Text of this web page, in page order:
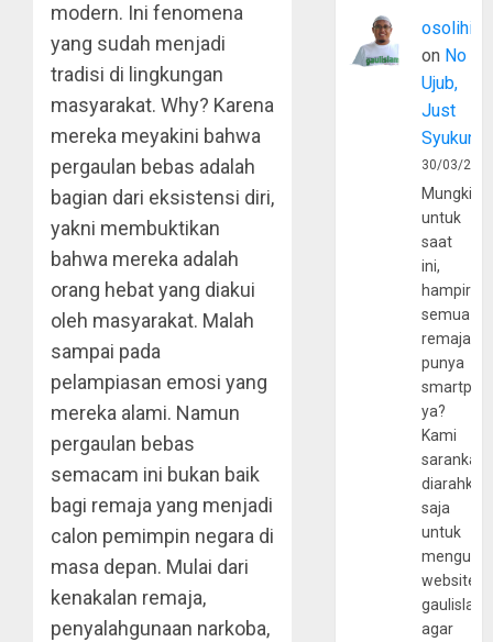
modern. Ini fenomena
yang sudah menjadi
tradisi di lingkungan
masyarakat. Why? Karena
mereka meyakini bahwa
pergaulan bebas adalah
bagian dari eksistensi diri,
yakni membuktikan
bahwa mereka adalah
orang hebat yang diakui
oleh masyarakat. Malah
sampai pada
pelampiasan emosi yang
mereka alami. Namun
pergaulan bebas
semacam ini bukan baik
bagi remaja yang menjadi
calon pemimpin negara di
masa depan. Mulai dari
kenakalan remaja,
penyalahgunaan narkoba,
osolihin
on No
Ujub,
Just
Syukur
30/03/
Mungkin
untuk
saat
ini,
hampir
semua
remaja
punya
ya?
Kami
sarankan,
diarahkan
saja
untuk
website
agar